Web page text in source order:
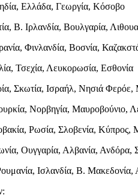
Ελλάδα, Γεωργία, Κόσοβο
Β. Ιρλανδία, Βουλγαρία,
Φινλανδία, Βοσνία,
Τσεχία, Λευκορωσία, Εσθονία
Σκωτία, Ισραήλ, Νησιά Φερόε,
Νορβηγία, Μαυροβούνιο,
Ρωσία, Σλοβενία, Κύπρος,
Ουγγαρία, Αλβανία, Ανδόρα,
Ισλανδία, Β. Μακεδονία,